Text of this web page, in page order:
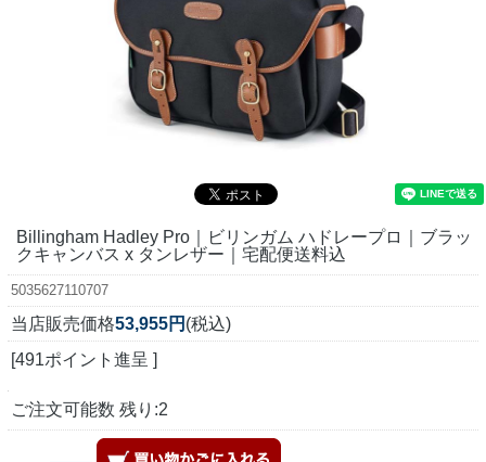
Billingham Hadley Pro｜ビリンガム ハドレープロ｜ブラッ
クキャンバス x タンレザー｜宅配便送料込
5035627110707
当店販売価格53,955円 (税込)
[491ポイント進呈 ]
ご注文可能数 残り:2